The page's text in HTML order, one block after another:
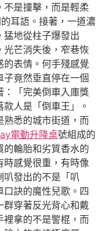
不是撞擊，而是輕柔
耳語。接著，一道濃
猛地從柱子爆發出
光芒消失後，窄巷恢
表情。何手殘感覺
竟然垂直停在一個
：「完美倒車入庫獎
人是「倒車王」。
熟悉的城市街道，而
電動升降桌號組成的
的輪胎和劣質香水的
感覺很重，有時像
叭發出的不是「叭
口訣的魔性兒歌。四
群穿著反光背心和戴
裡拿的不是警棍，而